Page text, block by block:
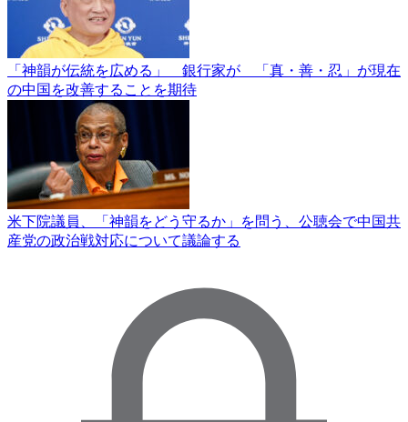
「神韻が伝統を広める」 銀行家が 「真・善・忍」が現在
の中国を改善することを期待
米下院議員、「神韻をどう守るか」を問う、公聴会で中国共
産党の政治戦対応について議論する